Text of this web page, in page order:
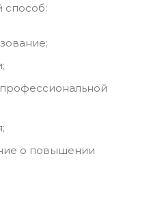
способ:
о повышении